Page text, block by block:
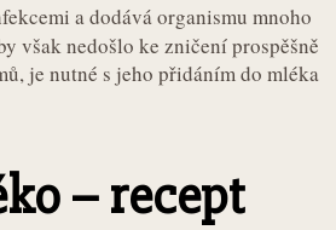
a dodává organismu mnoho
však nedošlo ke zničení prospěšně
je nutné s jeho přidáním do mléka
– recept